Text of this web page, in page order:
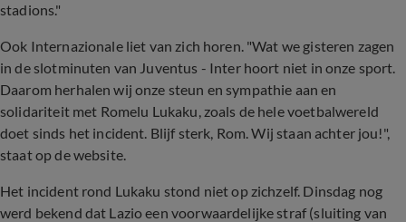
stadions."
Ook Internazionale liet van zich horen. "Wat we gisteren zagen
in de slotminuten van Juventus - Inter hoort niet in onze sport.
Daarom herhalen wij onze steun en sympathie aan en
solidariteit met Romelu Lukaku, zoals de hele voetbalwereld
doet sinds het incident. Blijf sterk, Rom. Wij staan achter jou!",
staat op de website.
Het incident rond Lukaku stond niet op zichzelf. Dinsdag nog
werd bekend dat Lazio een voorwaardelijke straf (sluiting van